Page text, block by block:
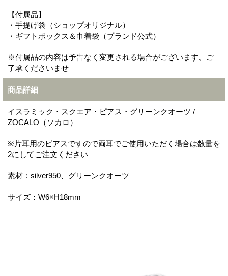
【付属品】
・手提げ袋（ショップオリジナル）
・ギフトボックス＆巾着袋（ブランド公式）
※付属品の内容は予告なく変更される場合がございます、ご
了承くださいませ
商品詳細
イスラミック・スクエア・ピアス・グリーンクオーツ /
ZOCALO（ソカロ）
※片耳用のピアスですので両耳でご使用いただく場合は数量を
2にしてご注文ください
素材：silver950、グリーンクオーツ
サイズ：W6×H18mm